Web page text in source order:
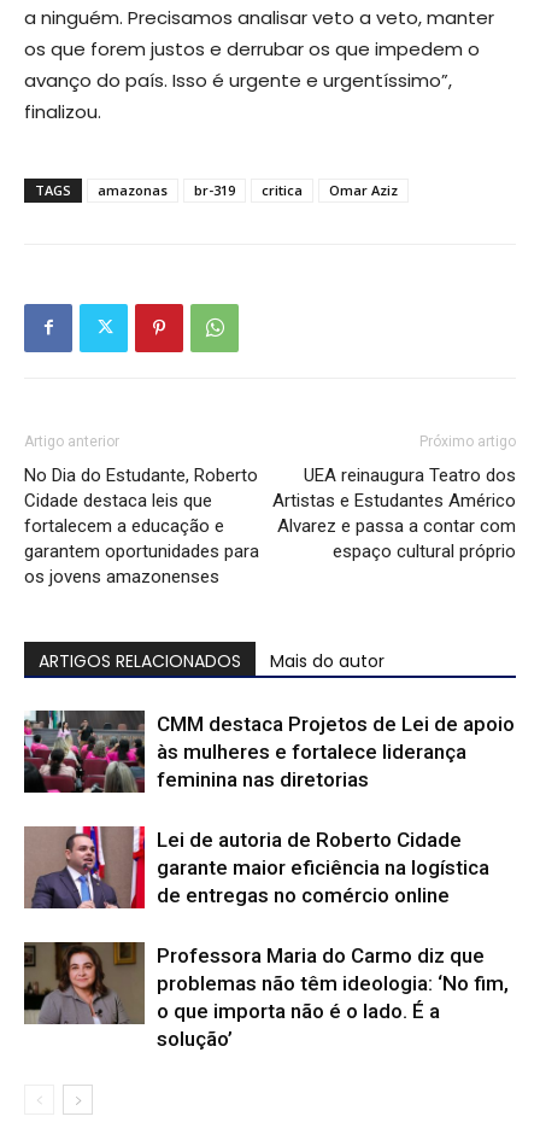
a ninguém. Precisamos analisar veto a veto, manter
os que forem justos e derrubar os que impedem o
avanço do país. Isso é urgente e urgentíssimo”,
finalizou.
TAGS amazonas br-319 critica Omar Aziz
Artigo anterior
No Dia do Estudante, Roberto
Cidade destaca leis que
fortalecem a educação e
garantem oportunidades para
os jovens amazonenses
Próximo artigo
UEA reinaugura Teatro dos
Artistas e Estudantes Américo
Alvarez e passa a contar com
espaço cultural próprio
ARTIGOS RELACIONADOS Mais do autor
CMM destaca Projetos de Lei de apoio
às mulheres e fortalece liderança
feminina nas diretorias
Lei de autoria de Roberto Cidade
garante maior eficiência na logística
de entregas no comércio online
Professora Maria do Carmo diz que
problemas não têm ideologia: ‘No fim,
o que importa não é o lado. É a
solução’